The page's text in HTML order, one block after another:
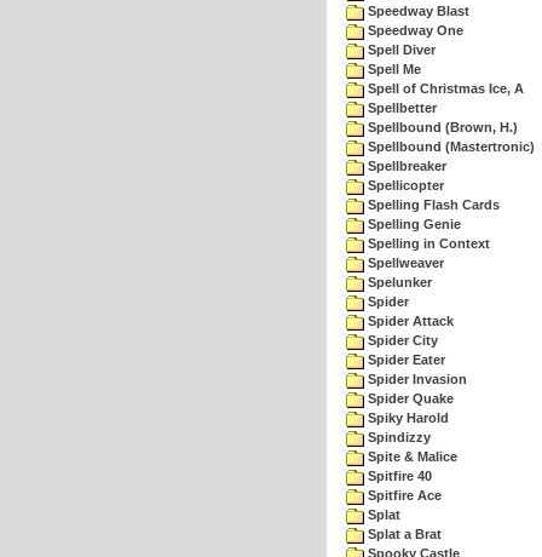
Speedway Blast
Speedway One
Spell Diver
Spell Me
Spell of Christmas Ice, A
Spellbetter
Spellbound (Brown, H.)
Spellbound (Mastertronic)
Spellbreaker
Spellicopter
Spelling Flash Cards
Spelling Genie
Spelling in Context
Spellweaver
Spelunker
Spider
Spider Attack
Spider City
Spider Eater
Spider Invasion
Spider Quake
Spiky Harold
Spindizzy
Spite & Malice
Spitfire 40
Spitfire Ace
Splat
Splat a Brat
Spooky Castle